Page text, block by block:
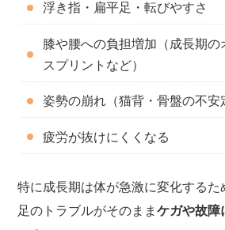
浮き指・扁平足・転びやすさ
膝や腰への負担増加（成長期の
スプリントなど）
姿勢の崩れ（猫背・骨盤の不安
疲労が抜けにくくなる
特に成長期は体が急激に変化するた
足のトラブルがそのままケガや故障